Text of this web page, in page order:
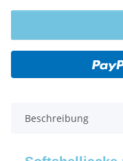
Beschreibung